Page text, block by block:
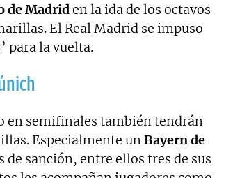
de Madriden la ida de los octavos
El Real Madrid se impuso
para la vuelta.
en semifinales también tendrán
Especialmente unBayern de
de sanción, entre ellos tres de sus